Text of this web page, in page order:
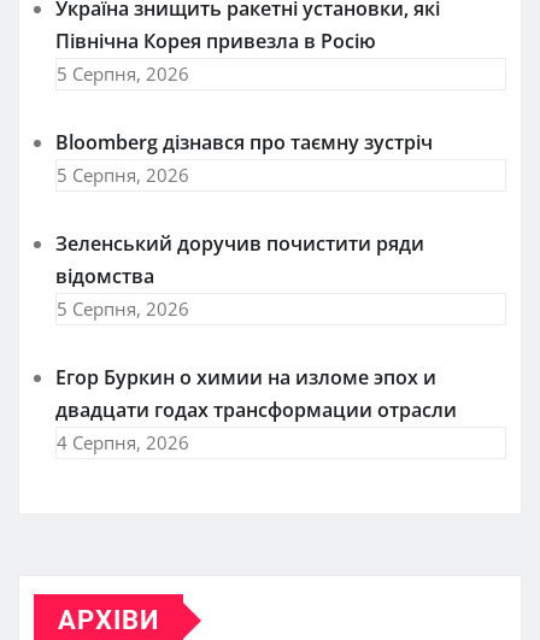
Україна знищить ракетні установки, які
Північна Корея привезла в Росію
5 Серпня, 2026
Bloomberg дізнався про таємну зустріч
5 Серпня, 2026
Зеленський доручив почистити ряди
відомства
5 Серпня, 2026
Егор Буркин о химии на изломе эпох и
двадцати годах трансформации отрасли
4 Серпня, 2026
АРХІВИ